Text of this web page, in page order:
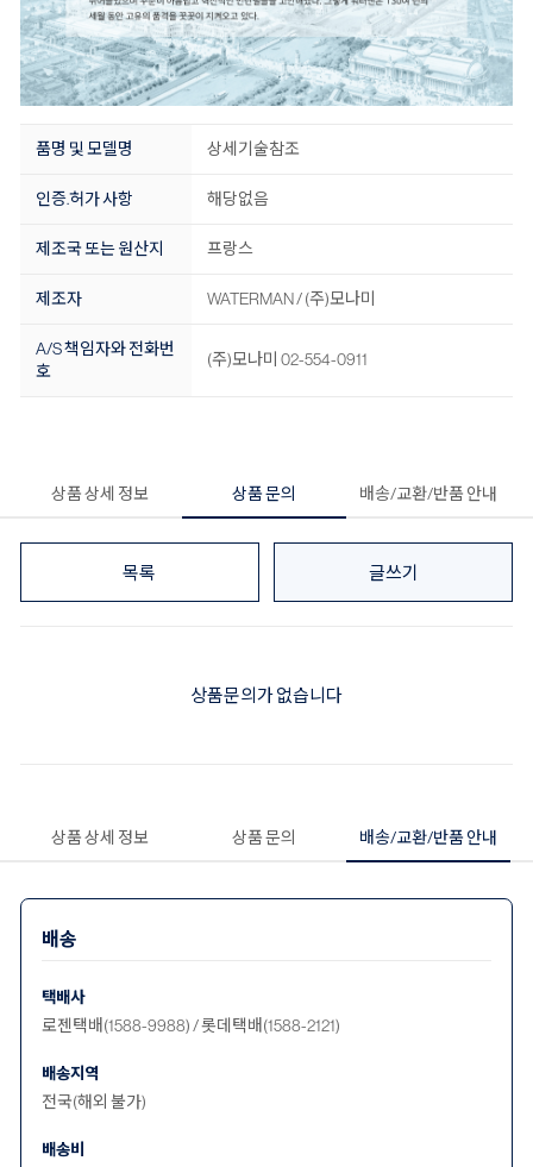
품명 및 모델명 상세기술참조
인증.허가 사항 해당없음
제조국 또는 원산지 프랑스
제조자 WATERMAN / (주)모나미
A/S 책임자와 전화번
호
(주)모나미 02-554-0911
상품 상세 정보 상품 문의 배송/교환/반품 안내
목록 글쓰기
상품문의가 없습니다
상품 상세 정보 상품 문의 배송/교환/반품 안내
배송
택배사
로젠택배(1588-9988) / 롯데택배(1588-2121)
배송지역
전국(해외 불가)
배송비